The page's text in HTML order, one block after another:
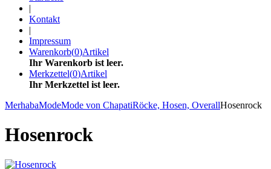
|
Kontakt
|
Impressum
Warenkorb(0)Artikel
Ihr Warenkorb ist leer.
Merkzettel(0)Artikel
Ihr Merkzettel ist leer.
MerhabaModeMode von ChapatiRöcke, Hosen, OverallHosenrock
Hosenrock